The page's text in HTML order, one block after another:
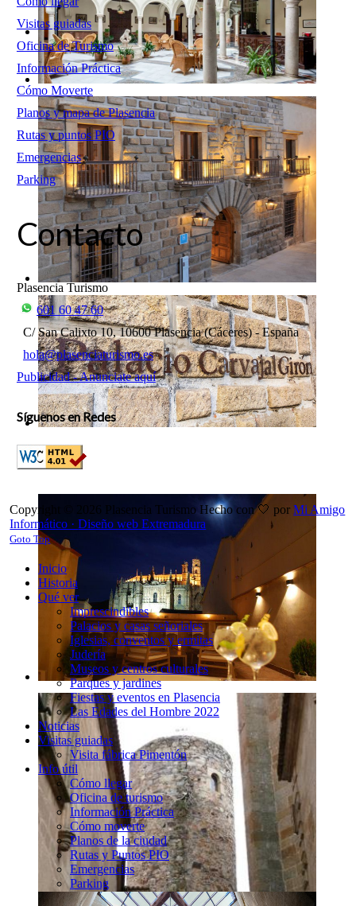
Visitas guiadas
Oficina de Turismo
Información Práctica
Cómo Moverte
Planos y mapa de Plasencia
Rutas y puntos PIO
Emergencias
Parking
Contacto
Plasencia Turismo
601 60 47 60
C/ San Calixto 10, 10600 Plasencia (Cáceres) - España
hola@plasenciaturismo.es
Publicidad - Anunciate aquí
Síguenos en Redes
Copyright © 2026 Plasencia Turismo Hecho con 🤍 porMi Amigo
Informático ·Diseño web Extremadura
Goto Top
Inicio
Historia
Qué ver
Imprescindibles
Palacios y casas señoriales
Iglesias, conventos y ermitas
Judería
Museos y centros culturales
Parques y jardines
Fiestas y eventos en Plasencia
Las Edades del Hombre 2022
Noticias
Visitas guiadas
Visita fábrica Pimentón
Info útil
Cómo llegar
Oficina de turismo
Información Práctica
Cómo moverte
Planos de la ciudad
Rutas y Puntos PIO
Emergencias
Parking